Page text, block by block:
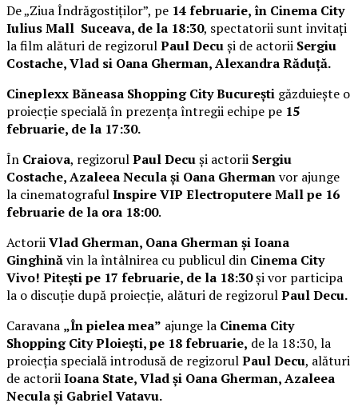
De „Ziua Îndrăgostiților”, pe 14 februarie, în Cinema City
Iulius Mall Suceava, de la 18:30, spectatorii sunt invitați
la film alături de regizorulPaul Decuși de actorii Sergiu
Costache, Vlad si Oana Gherman, Alexandra Răduță.
Cineplexx Băneasa Shopping City București găzduiește o
proiecție specială în prezența întregii echipe pe 15
februarie, de la 17:30.
În Craiova, regizorulPaul Decuși actorii Sergiu
Costache, Azaleea Necula și Oana Ghermanvor ajunge
la cinematografulInspire VIP Electroputere Mall pe 16
februarie de la ora 18:00.
ActoriiVlad Gherman, Oana Gherman și Ioana
Ginghinăvin la întâlnirea cu publicul din Cinema City
Vivo! Pitești pe 17 februarie, de la 18:30și vor participa
la o discuție după proiecție, alături de regizorulPaul Decu.
Caravana „În pielea mea” ajunge la Cinema City
Shopping City Ploiești, pe 18 februarie, de la 18:30, la
proiecția specială introdusă de regizorulPaul Decu, alături
de actoriiIoana State, Vlad și Oana Gherman, Azaleea
Necula și Gabriel Vatavu.